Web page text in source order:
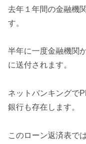
去年１年間の金融機
す。
半年に一度金融機関
に送付されます。
ネットバンキングで
銀行も存在します。
このローン返済表で